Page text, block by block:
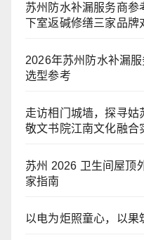
苏州防水补漏服务商参
下室返碱修缮三家品牌
2026年苏州防水补漏
选型参考
走访相门城墙，探寻
敬文书院江南文化融合
苏州 2026 卫生间屋顶
家指南
以电为炬照童心，以果